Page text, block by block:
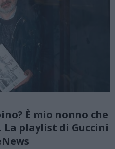
È mio nonno che
La playlist di Guccini